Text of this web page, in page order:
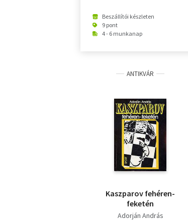
Beszállítói készleten
9 pont
4 - 6 munkanap
ANTIKVÁR
Kaszparov fehéren-
feketén
Adorján András